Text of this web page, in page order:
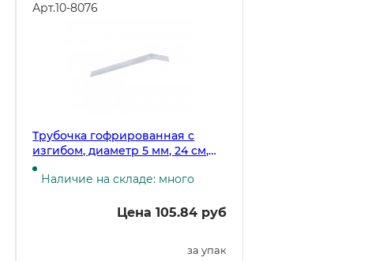
Арт.10-8076
Трубочка гофрированная с
изгибом, диаметр 5 мм, 24 см,
прозрачная, в упаковке 250
штук
Наличие на складе: много
Цена 105.84 руб
за упак